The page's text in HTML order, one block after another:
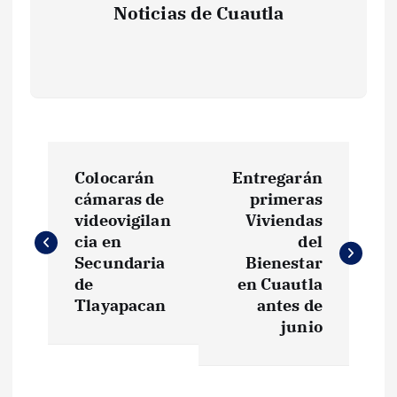
Noticias de Cuautla
v
Colocarán
cámaras de
videovigilan
cia en
Secundaria
de
Tlayapacan
Entregarán
primeras
Viviendas
del
Bienestar
en Cuautla
antes de
junio